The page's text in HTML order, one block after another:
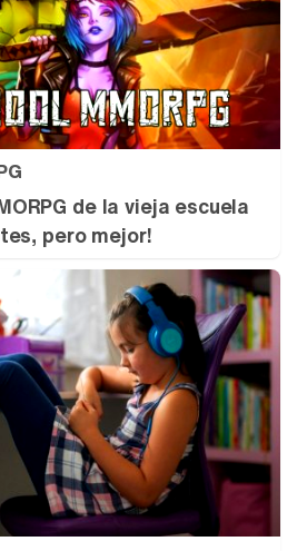
Tráiler en catalán de 'Ravalear', la nueva serie de HBO Max sobre los fondos buitre
Canción ganadora de Eurovisión 2026: DARA con "Bangaranga" por Bulgaria
de la vieja escuela
pero mejor!